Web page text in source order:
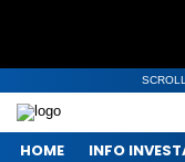
HOME INFO